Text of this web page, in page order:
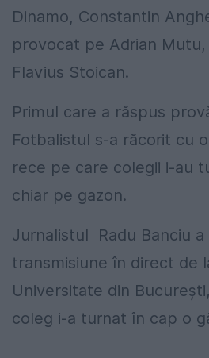
Dinamo, Constantin
provocat pe Adrian
Flavius Stoican.
Primul care a răspus
Fotbalistul s-a răcorit cu
rece pe care colegii i-au
chiar pe gazon.
Jurnalistul Radu Banciu
transmisiune în direct de
Universitate din
coleg i-a turnat în cap o